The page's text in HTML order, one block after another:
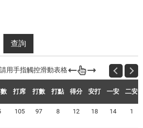
打席 打數 打點 得分 安打 一安 二安
105 97 8 12 18 14 1